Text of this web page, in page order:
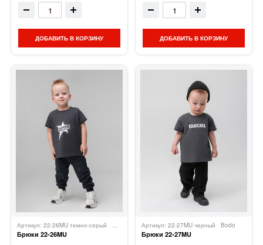
ДОБАВИТЬ В КОРЗИНУ ДОБАВИТЬ В КОРЗИНУ
Брюки 22-26MU
Артикул: 22-26MU темно-серый
Bodo
Брюки 22-27MU
Артикул: 22-27MU черный Bodo